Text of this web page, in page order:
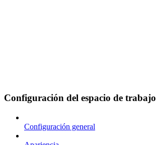
Configuración del espacio de trabajo
Configuración general